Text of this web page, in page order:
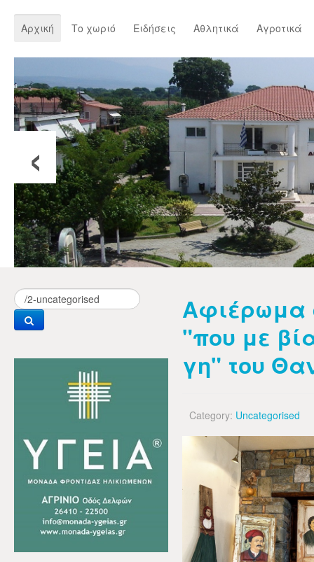
Αρχική Το χωριό Ειδήσεις Αθλητικά Αγροτικά
‹
Αφιέρωμα
"που με
γη" του
Category: Uncategorised